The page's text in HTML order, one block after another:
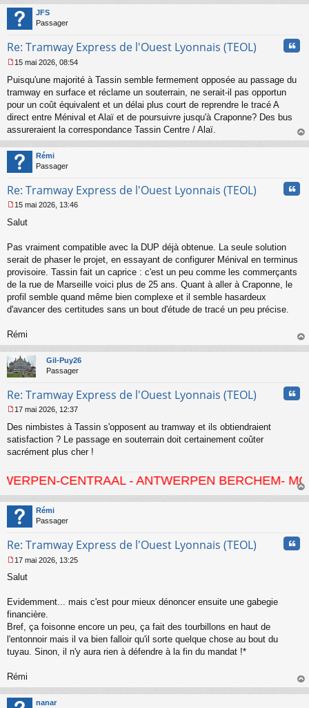
JFS
Passager
Re: Tramway Express de l'Ouest Lyonnais (TEOL)
e
s
g
e
n
o
n
l
15 mai 2026, 08:54
Puisqu'une majorité à Tassin semble fermement opposée au passage du
tramway en surface et réclame un souterrain, ne serait-il pas opportun
pour un coût équivalent et un délai plus court de reprendre le tracé A
direct entre Ménival et Alaï et de poursuivre jusqu'à Craponne? Des bus
assureraient la correspondance Tassin Centre / Alaï.
au
Rémi
Passager
Re: Tramway Express de l'Ouest Lyonnais (TEOL)
e
g
e
n
o
15 mai 2026, 13:46
Salut
Pas vraiment compatible avec la DUP déjà obtenue. La seule solution
serait de phaser le projet, en essayant de configurer Ménival en terminus
provisoire. Tassin fait un caprice : c'est un peu comme les commerçants
de la rue de Marseille voici plus de 25 ans. Quant à aller à Craponne, le
profil semble quand même bien complexe et il semble hasardeux
d'avancer des certitudes sans un bout d'étude de tracé un peu précise.
Rémi
au
Gil-Puy26
Passager
Re: Tramway Express de l'Ouest Lyonnais (TEOL)
e
s
s
e
o
n
17 mai 2026, 12:37
Des nimbistes à Tassin s'opposent au tramway et ils obtiendraient
satisfaction ? Le passage en souterrain doit certainement coûter
sacrément plus cher !
CENTRAAL - ANTWERPEN BERCHEM-
au
Rémi
Passager
Re: Tramway Express de l'Ouest Lyonnais (TEOL)
e
s
g
e
n
o
l
u
17 mai 2026, 13:25
Salut
Evidemment... mais c'est pour mieux dénoncer ensuite une gabegie
financière.
Bref, ça foisonne encore un peu, ça fait des tourbillons en haut de
l'entonnoir mais il va bien falloir qu'il sorte quelque chose au bout du
tuyau. Sinon, il n'y aura rien à défendre à la fin du mandat !*
Rémi
au
nanar